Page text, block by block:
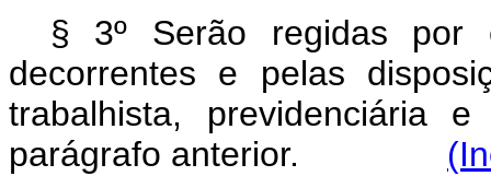
§ 3º Serão regidas por
decorrentes e pelas
trabalhista, previdenciária
parágrafo anterior.